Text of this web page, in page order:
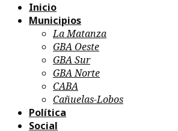
Inicio
Municipios
La Matanza
GBA Oeste
GBA Sur
GBA Norte
CABA
Cañuelas-Lobos
Política
Social